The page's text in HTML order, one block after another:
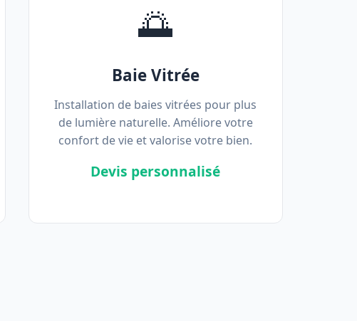
🌅
Baie Vitrée
Installation de baies vitrées pour plus
de lumière naturelle. Améliore votre
confort de vie et valorise votre bien.
Devis personnalisé